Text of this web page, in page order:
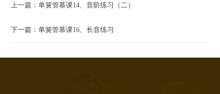
上一篇：单簧管慕课14、音阶练习（二）
下一篇：单簧管慕课16、长音练习